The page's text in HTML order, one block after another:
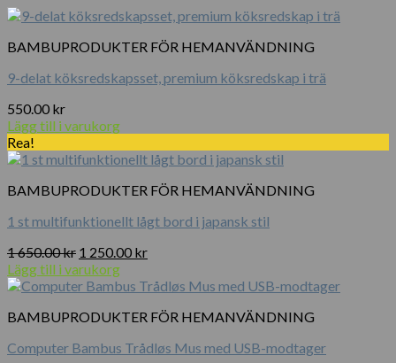
Container
mängd
BAMBUPRODUKTER FÖR HEMANVÄNDNING
9-delat köksredskapsset, premium köksredskap i trä
550.00 kr
Lägg till i varukorg
Rea!
BAMBUPRODUKTER FÖR HEMANVÄNDNING
1 st multifunktionellt lågt bord i japansk stil
1 650.00kr Det
ursprungliga
priset
1
1 250.00 krDet
priset
1
Lägg till i varukorg
BAMBUPRODUKTER FÖR HEMANVÄNDNING
Computer Bambus Trådløs Mus med USB-modtager